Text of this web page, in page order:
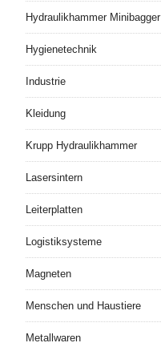
Hydraulikhammer Minibagger
Hygienetechnik
Industrie
Kleidung
Krupp Hydraulikhammer
Lasersintern
Leiterplatten
Logistiksysteme
Magneten
Menschen und Haustiere
Metallwaren